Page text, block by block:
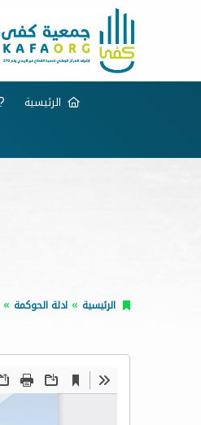
الرئيسية
الرئيسية ادلة الحوكمة